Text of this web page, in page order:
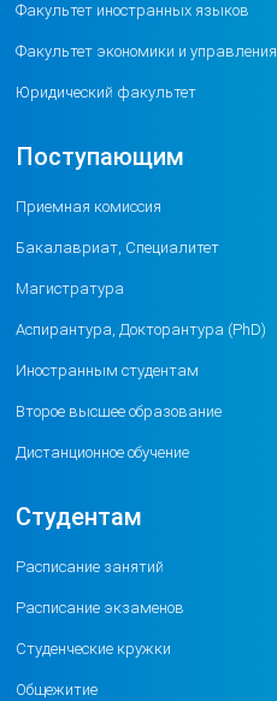
Факультет иностранных языков
Факультет экономики и управления
Юридический факультет
Поступающим
Приемная комиссия
Бакалавриат, Специалитет
Магистратура
Аспирантура, Докторантура (PhD)
Иностранным студентам
Второе высшее образование
Дистанционное обучение
Студентам
Расписание занятий
Расписание экзаменов
Студенческие кружки
Общежитие